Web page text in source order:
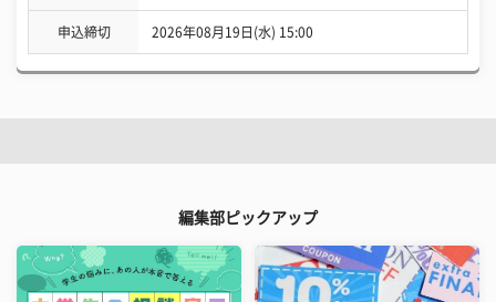
申込締切 2026年08月19日(水) 15:00
編集部ピックアップ